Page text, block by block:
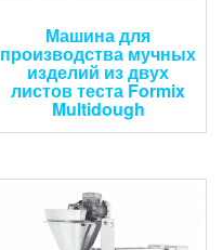
Машина для
производства мучных
изделий из двух
листов теста Formix
Multidough